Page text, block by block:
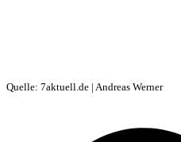
Quelle: 7aktuell.de | Andreas Werner